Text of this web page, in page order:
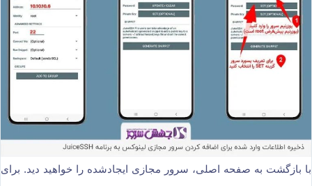
با بازگشت به صفحه اصلی، سرور مجازی ایجادشده را خواهید دید. برای